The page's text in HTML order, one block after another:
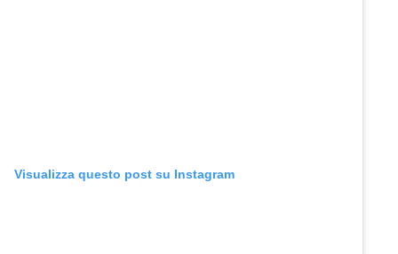
Visualizza questo post su Instagram